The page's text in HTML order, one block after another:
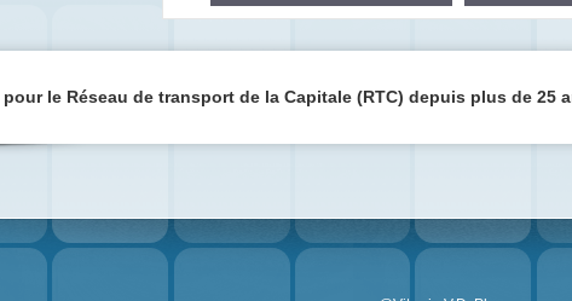
pour le Réseau de transport de la Capitale (RTC) depuis plus de 25